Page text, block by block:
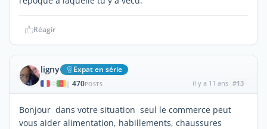
Réagir
ligny Expat en série
| 470POSTS il y a 11 ans #13
Bonjour dans votre situation seul le commerce peut
vous aider alimentation, habillements, chaussures